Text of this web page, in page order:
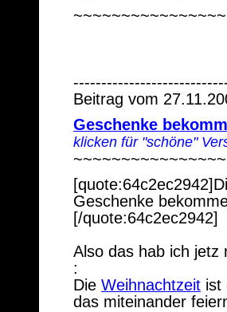
Beitrag vom
Geschenke
klicken für "schöne"
Geschenke
[/quote:64c2ec2942]
Also das hab ich jetz
:
Die Weihnachtzeit ist
das miteinander